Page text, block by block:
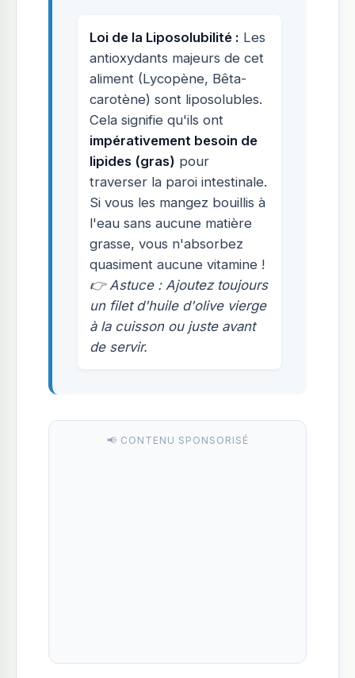
Loi de la Liposolubilité : Les
antioxydants majeurs de cet
aliment (Lycopène, Bêta-
carotène) sont liposolubles.
Cela signifie qu'ils ont
impérativement besoin de
lipides (gras) pour
traverser la paroi intestinale.
Si vous les mangez bouillis à
l'eau sans aucune matière
grasse, vous n'absorbez
quasiment aucune vitamine !
👉 Astuce : Ajoutez toujours
un filet d'huile d'olive vierge
à la cuisson ou juste avant
de servir.
📢 CONTENU SPONSORISÉ